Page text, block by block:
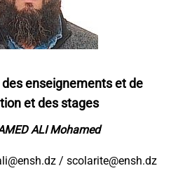
enseignements et de
et des stages
ALI Mohamed
/ scolarite@ensh.dz